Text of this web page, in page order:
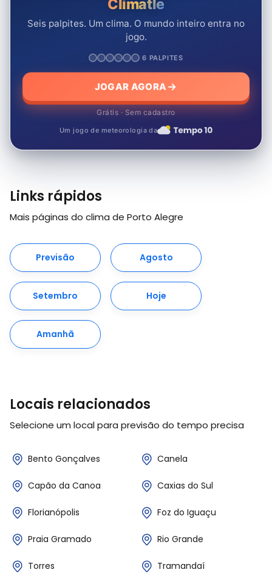
Climatle
Seis palpites. Um clima. O mundo inteiro entra no
jogo.
6 PALPITES
JOGAR AGORA
Grátis · Sem cadastro
Um jogo de meteorologia da
Links rápidos
Mais páginas do clima de Porto Alegre
Previsão Agosto
Setembro Hoje
Amanhã
Locais relacionados
Selecione um local para previsão do tempo precisa
Bento Gonçalves Canela
Capão da Canoa Caxias do Sul
Florianópolis Foz do Iguaçu
Praia Gramado Rio Grande
Torres Tramandaí